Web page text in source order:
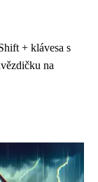
+ klávesa s
na